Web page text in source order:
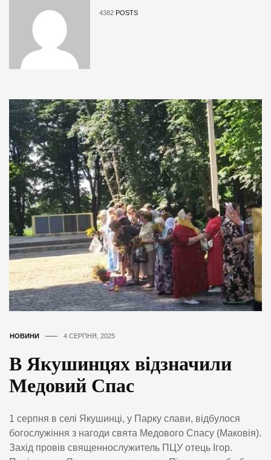
4382 POSTS
НОВИНИ 4 СЕРПНЯ, 2025
В Якушинцях відзначили
Медовий Спас
1 серпня в селі Якушинці, у Парку слави, відбулося
богослужіння з нагоди свята Медового Спасу (Маковія).
Захід провів священнослужитель ПЦУ отець Ігор.